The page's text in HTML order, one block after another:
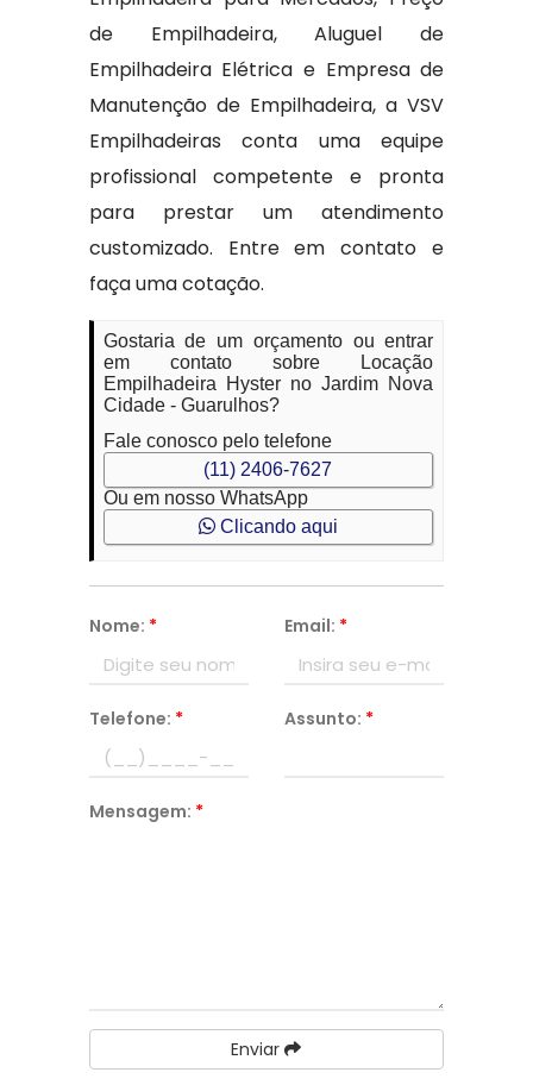
de Empilhadeira, Aluguel de
Empilhadeira Elétrica e Empresa de
Manutenção de Empilhadeira, a VSV
Empilhadeiras conta uma equipe
profissional competente e pronta
para prestar um atendimento
customizado. Entre em contato e
faça uma cotação.
Gostaria de um orçamento ou entrar
em contato sobre Locação
Empilhadeira Hyster no Jardim Nova
Cidade - Guarulhos?
Fale conosco pelo telefone
(11) 2406-7627
Ou em nosso WhatsApp
Clicando aqui
Nome: * Email: *
Telefone: * Assunto: *
Mensagem: *
Enviar